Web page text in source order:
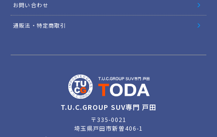
お問い合わせ
通販法・特定商取引
T.U.C.GROUP SUV専門 戸田
〒335-0021
埼玉県戸田市新曽406-1